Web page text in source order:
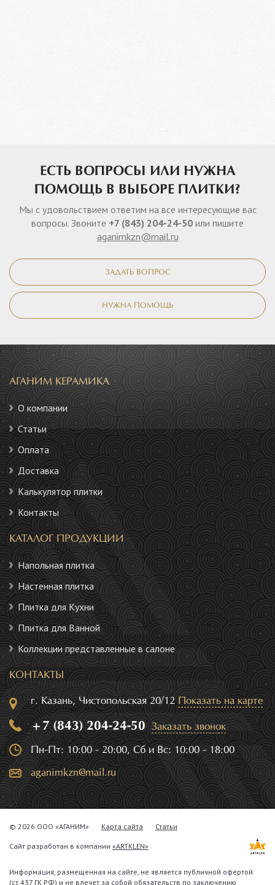
ЕСТЬ ВОПРОСЫ ИЛИ НУЖНА
ПОМОЩЬ В ВЫБОРЕ ПЛИТКИ?
Мы с удовольствием ответим на все интересующие вас
вопросы. Звоните +7 (843) 204-24-50 или пишите
aganimkzn@mail.ru
ЗАДАТЬ ВОПРОС
НУЖНА ПОМОЩЬ
АГАНИМ КЕРАМИКА
О компании
Статьи
Оплата
Доставка
Калькулятор плитки
Контакты
КАТАЛОГ ПРОДУКЦИИ
Напольная плитка
Настенная плитка
Плитка для Кухни
Плитка для Ванной
Коллекции представленные в салоне
КОНТАКТЫ
г. Казань, Чистопольская 20/12 Показать на карте
+7 (843) 204-24-50 Заказать звонок
Пн-Пт: 10:00 - 20:00, Сб и Вс: 10:00 - 18:00
aganimkzn@mail.ru
© 2026 ООО «АГАНИМ» Карта сайта Статьи
Сайт разработан в компании «ARTKLEN»
Информация, размещенная на сайте, не является публичной офертой
(ст.437 ГК РФ) и не влечет за собой обязательств по заключению